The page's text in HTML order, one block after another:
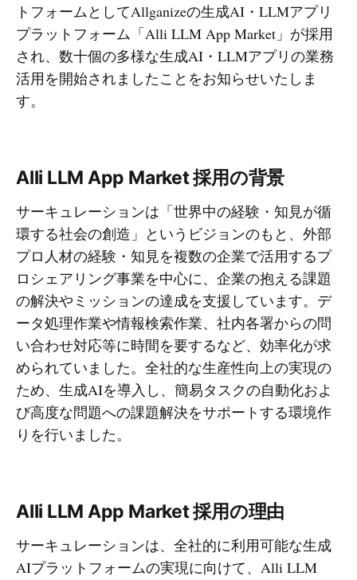
トフォームとしてAllganizeの生成AI・LLMアプリ
プラットフォーム「Alli LLM App Market」が採用
され、数十個の多様な生成AI・LLMアプリの業務
活用を開始されましたことをお知らせいたしま
す。
Alli LLM App Market 採用の背景
サーキュレーションは「世界中の経験・知見が循
環する社会の創造」というビジョンのもと、外部
プロ人材の経験・知見を複数の企業で活用するプ
ロシェアリング事業を中心に、企業の抱える課題
の解決やミッションの達成を支援しています。デ
ータ処理作業や情報検索作業、社内各署からの問
い合わせ対応等に時間を要するなど、効率化が求
められていました。全社的な生産性向上の実現の
ため、生成AIを導入し、簡易タスクの自動化およ
び高度な問題への課題解決をサポートする環境作
りを行いました。
Alli LLM App Market 採用の理由
サーキュレーションは、全社的に利用可能な生成
AIプラットフォームの実現に向けて、Alli LLM